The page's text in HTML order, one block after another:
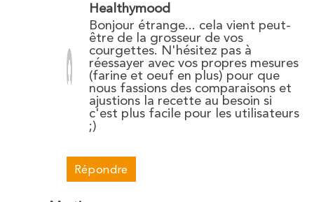
Healthymood
Bonjour étrange... cela vient peut-
être de la grosseur de vos
courgettes. N'hésitez pas à
réessayer avec vos propres mesures
(farine et oeuf en plus) pour que
nous fassions des comparaisons et
ajustions la recette au besoin si
c'est plus facile pour les utilisateurs
;)
Répondre